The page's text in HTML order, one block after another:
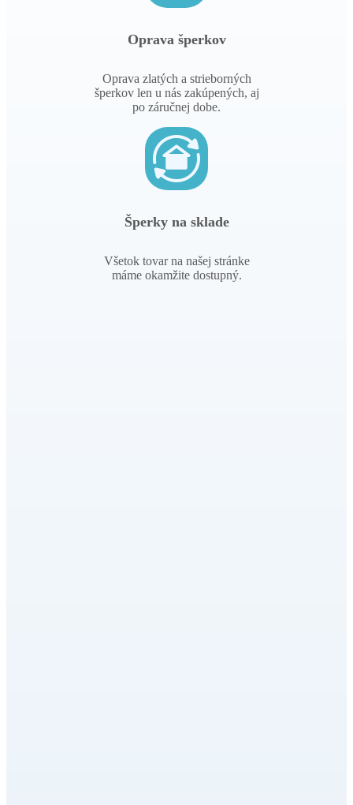
Oprava šperkov
Oprava zlatých a strieborných
šperkov len u nás zakúpených, aj
po záručnej dobe.
Šperky na sklade
Všetok tovar na našej stránke
máme okamžite dostupný.